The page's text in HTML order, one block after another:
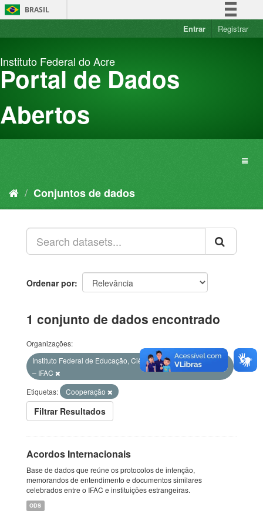
Pular
para
BRASIL
Simplifique!
Acesso à informação
Entrar Registrar
Instituto Federal do Acre
Portal de Dados
Abertos
Conjuntos de dados
Ordenar por
1 conjunto de dados encontrado
Organizações:
Instituto Federal de Educação, Ciência e Tecnologia do Acre
– IFAC
Etiquetas:
Cooperação
Filtrar Resultados
Acordos Internacionais
Base de dados que reúne os protocolos de intenção,
memorandos de entendimento e documentos similares
celebrados entre o IFAC e instituições estrangeiras.
ODS